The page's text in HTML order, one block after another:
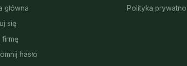
główna
się
firmę
hasło
Polityka